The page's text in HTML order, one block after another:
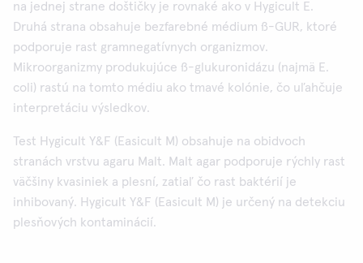
na jednej strane doštičky je rovnaké ako v Hygicult E.
Druhá strana obsahuje bezfarebné médium ß-GUR, ktoré
podporuje rast gramnegatívnych organizmov.
Mikroorganizmy produkujúce ß-glukuronidázu (najmä E.
coli) rastú na tomto médiu ako tmavé kolónie, čo uľahčuje
interpretáciu výsledkov.
Test Hygicult Y&F (Easicult M) obsahuje na obidvoch
stranách vrstvu agaru Malt. Malt agar podporuje rýchly rast
väčšiny kvasiniek a plesní, zatiaľ čo rast baktérií je
inhibovaný. Hygicult Y&F (Easicult M) je určený na detekciu
plesňových kontaminácií.